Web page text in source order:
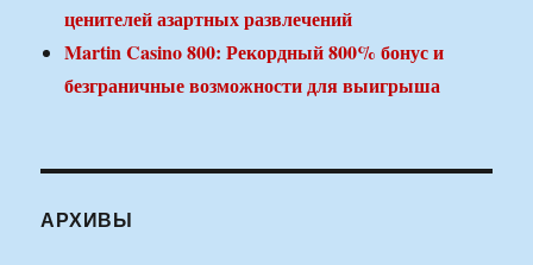
ценителей азартных развлечений
Martin Casino 800: Рекордный 800% бонус и
безграничные возможности для выигрыша
АРХИВЫ